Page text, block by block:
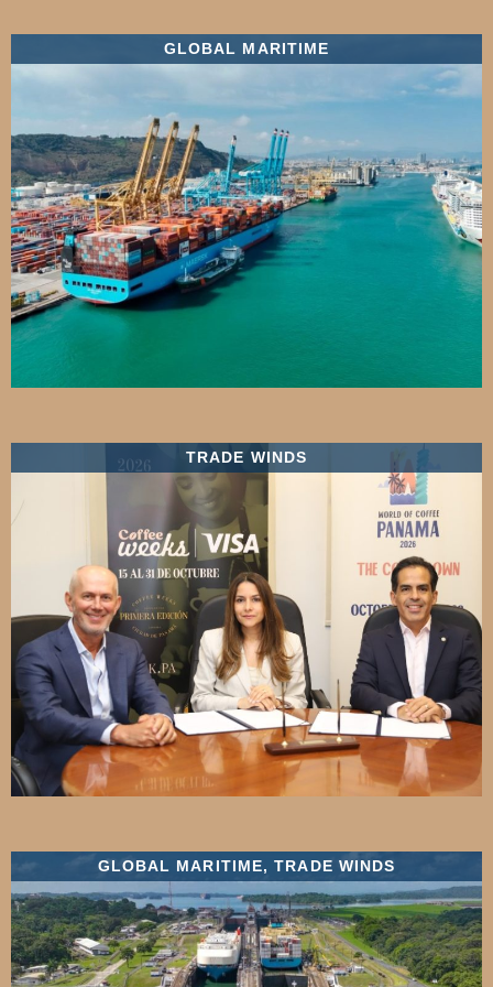
GLOBAL MARITIME
TRADE WINDS
GLOBAL MARITIME,TRADE WINDS